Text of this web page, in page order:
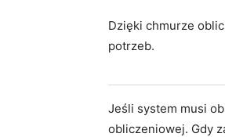
Dzięki chmurze
potrzeb.
Jeśli system musi
obliczeniowej. Gdy